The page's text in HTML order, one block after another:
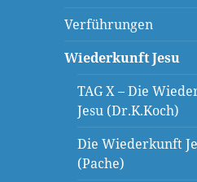
Verführungen
Wiederkunft Jesu
TAG X – Die
Jesu (Dr.K.Koch)
Die Wiederkunft
(Pache)